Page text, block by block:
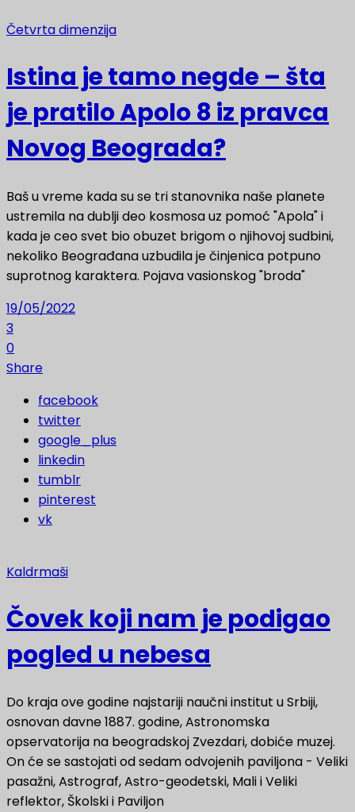
Četvrta dimenzija
Istina je tamo negde – šta
je pratilo Apolo 8 iz pravca
Novog Beograda?
Baš u vreme kada su se tri stanovnika naše planete
ustremila na dublji deo kosmosa uz pomoć "Apola" i
kada je ceo svet bio obuzet brigom o njihovoj sudbini,
nekoliko Beograđana uzbudila je činjenica potpuno
suprotnog karaktera. Pojava vasionskog "broda"
19/05/2022
3
0
Share
facebook
twitter
google_plus
linkedin
tumblr
pinterest
vk
Kaldrmaši
Čovek koji nam je podigao
pogled u nebesa
Do kraja ove godine najstariji naučni institut u Srbiji,
osnovan davne 1887. godine, Astronomska
opservatorija na beogradskoj Zvezdari, dobiće muzej.
On će se sastojati od sedam odvojenih paviljona - Veliki
pasažni, Astrograf, Astro-geodetski, Mali i Veliki
reflektor, Školski i Paviljon